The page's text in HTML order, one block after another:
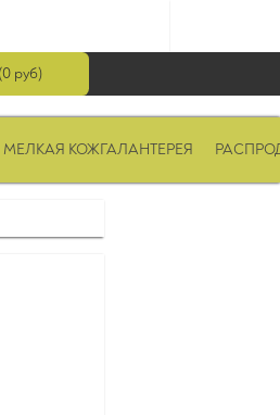
руб)
МЕЛКАЯ КОЖГАЛАНТЕРЕЯ